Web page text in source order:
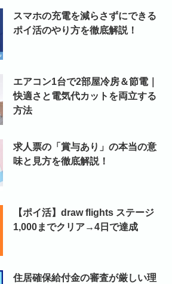
スマホの充電を減らさずにできる
ポイ活のやり方を徹底解説！
エアコン1台で2部屋冷房＆節電｜
快適さと電気代カットを両立する
方法
求人票の「賞与あり」の本当の意
味と見方を徹底解説！
【ポイ活】draw flights ステージ
1,000までクリア→4日で達成
住居確保給付金の審査が厳しい理